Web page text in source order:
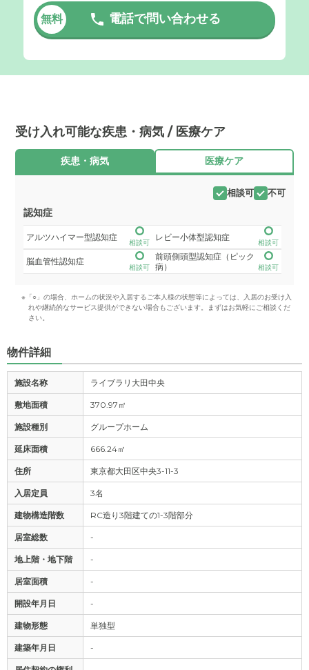
無料 電話で問い合わせる
受け入れ可能な疾患・病気 / 医療ケア
疾患・病気 医療ケア
相談可 不可
認知症
アルツハイマー型認知症
相談可
レビー小体型認知症
相談可
脳血管性認知症
相談可
前頭側頭型認知症（ピック
病）
相談可
※「○」の場合、ホームの状況や入居するご本人様の状態等によっては、入居のお受け入
れや継続的なサービス提供ができない場合もございます。まずはお気軽にご相談くだ
さい。
物件詳細
施設名称 ライブラリ大田中央
敷地面積 370.97㎡
施設種別 グループホーム
延床面積 666.24㎡
住所 東京都大田区中央3-11-3
入居定員 3名
建物構造階数 RC造り3階建ての1-3階部分
居室総数 -
地上階・地下階 -
居室面積 -
開設年月日 -
建物形態 単独型
建築年月日 -